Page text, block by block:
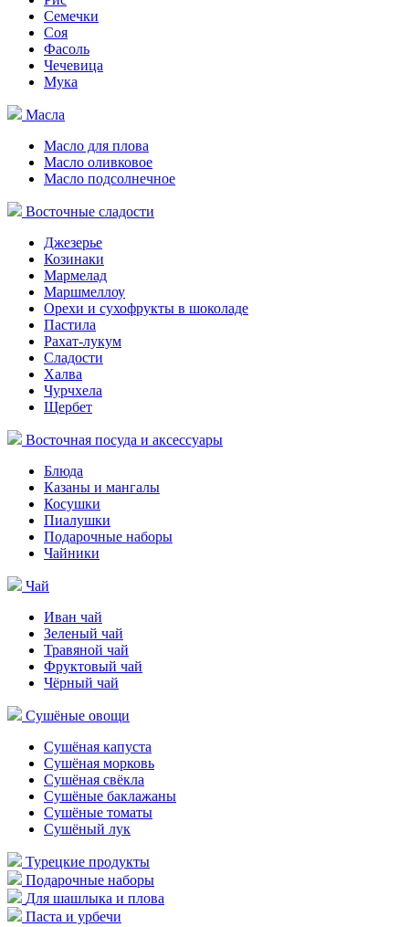
Семечки
Соя
Фасоль
Чечевица
Мука
Масла
Масло для плова
Масло оливковое
Масло подсолнечное
Восточные сладости
Джезерье
Козинаки
Мармелад
Маршмеллоу
Орехи и сухофрукты в шоколаде
Пастила
Рахат-лукум
Сладости
Халва
Чурчхела
Щербет
Восточная посуда и аксессуары
Блюда
Казаны и мангалы
Косушки
Пиалушки
Подарочные наборы
Чайники
Чай
Иван чай
Зеленый чай
Травяной чай
Фруктовый чай
Чёрный чай
Сушёные овощи
Сушёная капуста
Сушёная морковь
Сушёная свёкла
Сушёные баклажаны
Сушёные томаты
Сушёный лук
Турецкие продукты
Подарочные наборы
Для шашлыка и плова
Паста и урбечи